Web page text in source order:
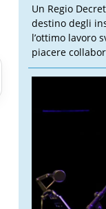
Un Regio
destino degli
l’ottimo lavoro
piacere